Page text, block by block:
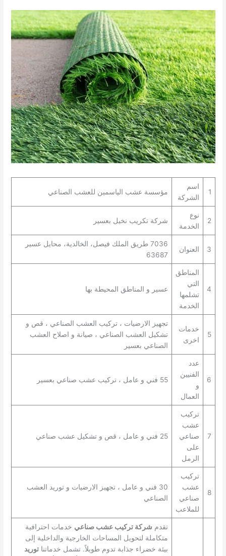
1
اسم
الشركة
مؤسسة عشب الياسمين للعشب الصناعي
2
نوع
الخدمة
شركة تكريب نخيل بعسير
3 العنوان
7036 طريق الملك فيصل، الخالدية، محايل عسير
63687
4
المناطق
التي
تشلمها
الخدمة
عسير و المناطق المحيطة بها
5
خدمات
اخرى
تجهيز الارضيات ، تركيب العشب الصناعي ، قص و
تشكيل العشب الصناعي ، صيانة و اصلاح العشب
الصناعي بعسير
6
عدد
الفنيين
و
العمال
55 فني و عامل ، تركيب عشب صناعي بعسير
7
تركيب
عشب
صناعي
على
الرمل
25 فني و عامل ، قص و تشكيل عشب صناعي
8
تركيب
عشب
صناعي
للملاعب
30 فني و عامل ، تجهيز الارضيات و توريد العشب
الصناعي
تقدم شركة تركيب عشب صناعي خدمات احترافية
متكاملة لتحويل المساحات الخارجية والداخلية إلى
بيئة خضراء جذابة تدوم طويلاً. تشمل خدماتنا توريد